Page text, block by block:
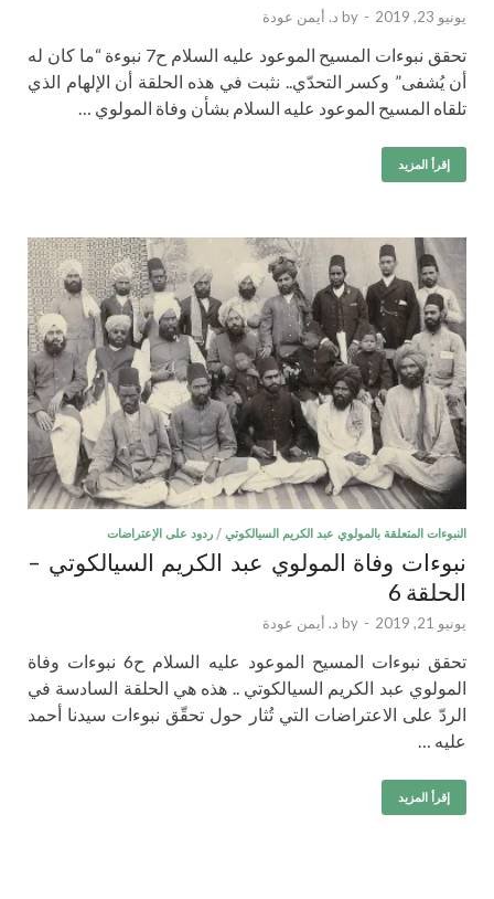
يونيو 23, 2019 -
by د. أيمن عودة
تحقق نبوءات المسيح الموعود عليه السلام ح7 نبوءة “ما كان له
أن يُشفى” وكسر التحدّي.. نثبت في هذه الحلقة أن الإلهام الذي
تلقاه المسيح الموعود عليه السلام بشأن وفاة المولوي …
إقرأ المزيد
النبوءات المتعلقة بالمولوي عبد الكريم السيالكوتي / ردود على الإعتراضات
نبوءات وفاة المولوي عبد الكريم السيالكوتي –
الحلقة 6
يونيو 21, 2019 -
by د. أيمن عودة
تحقق نبوءات المسيح الموعود عليه السلام ح6 نبوءات وفاة
المولوي عبد الكريم السيالكوتي .. هذه هي الحلقة السادسة في
الردّ على الاعتراضات التي تُثار حول تحقّق نبوءات سيدنا أحمد
عليه …
إقرأ المزيد